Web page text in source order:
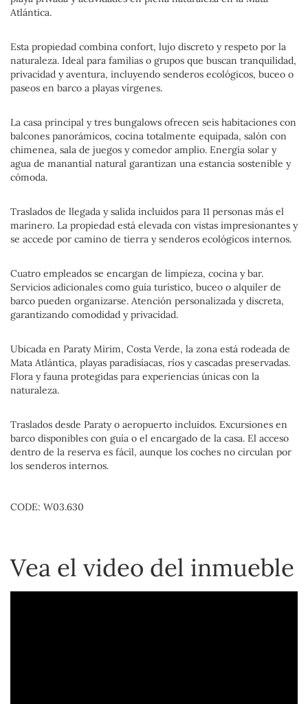
Atlántica.
Esta propiedad combina confort, lujo discreto y respeto por la
naturaleza. Ideal para familias o grupos que buscan tranquilidad,
privacidad y aventura, incluyendo senderos ecológicos, buceo o
paseos en barco a playas vírgenes.
La casa principal y tres bungalows ofrecen seis habitaciones con
balcones panorámicos, cocina totalmente equipada, salón con
chimenea, sala de juegos y comedor amplio. Energía solar y
agua de manantial natural garantizan una estancia sostenible y
cómoda.
Traslados de llegada y salida incluidos para 11 personas más el
marinero. La propiedad está elevada con vistas impresionantes y
se accede por camino de tierra y senderos ecológicos internos.
Cuatro empleados se encargan de limpieza, cocina y bar.
Servicios adicionales como guía turístico, buceo o alquiler de
barco pueden organizarse. Atención personalizada y discreta,
garantizando comodidad y privacidad.
Ubicada en Paraty Mirim, Costa Verde, la zona está rodeada de
Mata Atlántica, playas paradisíacas, ríos y cascadas preservadas.
Flora y fauna protegidas para experiencias únicas con la
naturaleza.
Traslados desde Paraty o aeropuerto incluidos. Excursiones en
barco disponibles con guía o el encargado de la casa. El acceso
dentro de la reserva es fácil, aunque los coches no circulan por
los senderos internos.
CODE: W03.630
Vea el video del inmueble